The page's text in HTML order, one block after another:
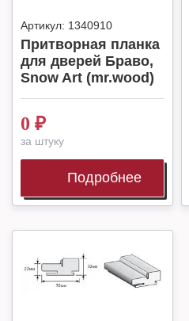
Артикул: 1340910
Притворная планка
для дверей Браво,
Snow Art (mr.wood)
0 ₽
за штуку
Подробнее